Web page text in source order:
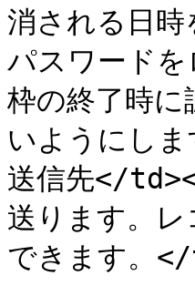
消される日
パスワード
枠の終了時に
いようにし
送信先</
送ります。
できます